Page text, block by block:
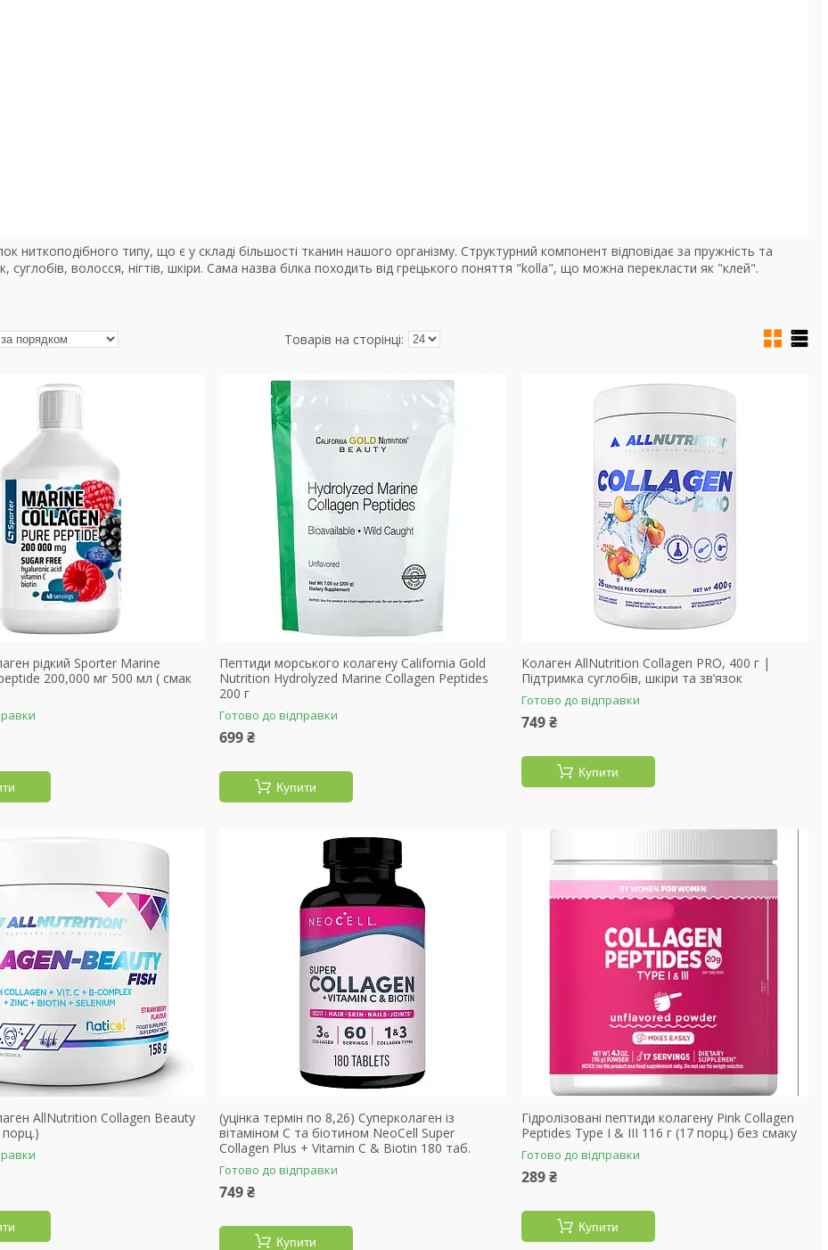
ниткоподібного типу, що є у складі більшості тканин нашого організму. Структурний компонент відповідає за пружність та
суглобів, волосся, нігтів, шкіри. Сама назва білка походить від грецького поняття "kolla", що можна перекласти як "клей".
рідкий Sporter Marine
200,000 мг 500 мл ( смак
Пептиди морського колагену California Gold
Nutrition Hydrolyzed Marine Collagen Peptides
200 г
Готово до відправки
699 ₴
Купити
Колаген AllNutrition Collagen PRO, 400 г |
Підтримка суглобів, шкіри та зв’язок
Готово до відправки
749 ₴
Купити
AllNutrition Collagen Beauty
порц.)
(уцінка термін по 8,26) Cуперколаген із
вітаміном C та біотином NeoCell Super
Collagen Plus + Vitamin C & Biotin 180 таб.
Готово до відправки
749 ₴
Купити
Гідролізовані пептиди колагену Pink Collagen
Peptides Type I & III 116 г (17 порц.) без смаку
Готово до відправки
289 ₴
Купити